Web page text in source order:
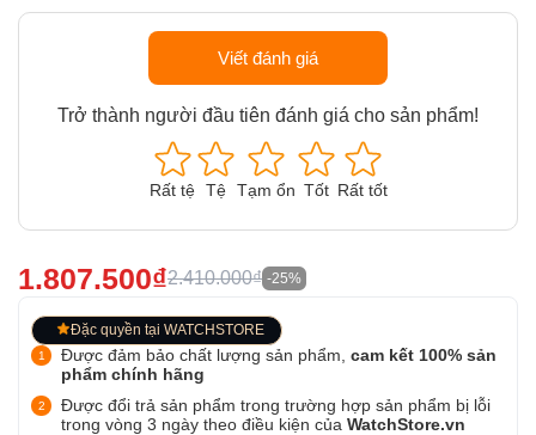
Viết đánh giá
Trở thành người đầu tiên đánh giá cho sản phẩm!
Rất tệ Tệ Tạm ổn Tốt Rất tốt
1.807.500₫2.410.000₫ -25%
Đặc quyền tại WATCHSTORE
Được đảm bảo chất lượng sản phẩm, cam kết 100% sản
phẩm chính hãng
Được đổi trả sản phẩm trong trường hợp sản phẩm bị lỗi
trong vòng 3 ngày theo điều kiện của WatchStore.vn